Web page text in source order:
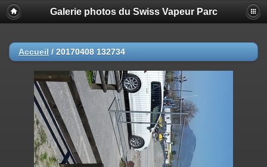
Galerie photos du Swiss Vapeur Parc
Accueil / 20170408 132734